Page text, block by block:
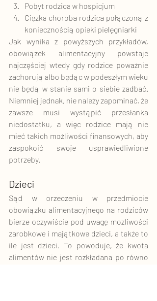
Pobyt rodzica w hospicjum
Ciężka choroba rodzica połączoną z
koniecznością opieki pielęgniarki
Jak wynika z powyższych przykładów,
obowiązek alimentacyjny powstaje
najczęściej wtedy gdy rodzice poważnie
zachorują albo będąc w podeszłym wieku
nie będą w stanie sami o siebie zadbać.
Niemniej jednak, nie należy zapominać, że
zawsze musi wystąpić przesłanka
niedostatku, a więc rodzice mają nie
mieć takich możliwości finansowych, aby
zaspokoić swoje usprawiedliwione
potrzeby.
Dzieci
Sąd w orzeczeniu w przedmiocie
obowiązku alimentacyjnego na rodziców
bierze oczywiście pod uwagę możliwości
zarobkowe i majątkowe dzieci, a także to
ile jest dzieci. To powoduje, że kwota
alimentów nie jest rozkładana po równo